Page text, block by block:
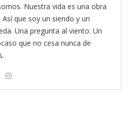
Nuestra vida es una obra
que soy un siendo y un
Una pregunta al viento. Un
que no cesa nunca de